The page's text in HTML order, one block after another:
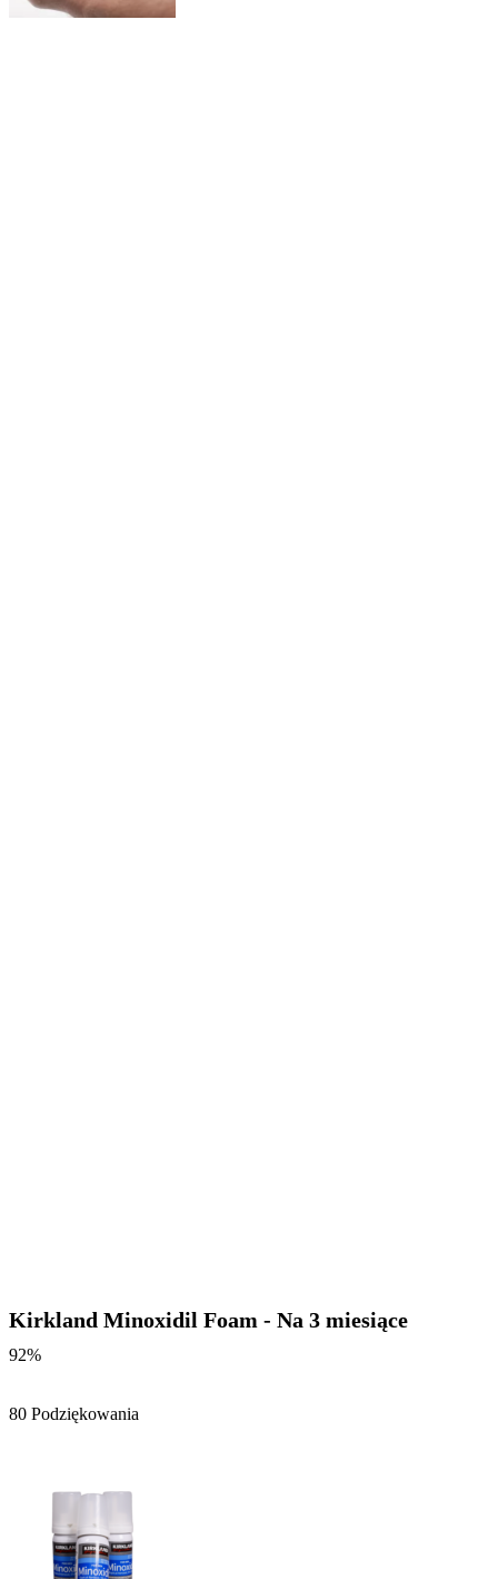
Kirkland Minoxidil Foam - Na 3 miesiące
92%
80 Podziękowania